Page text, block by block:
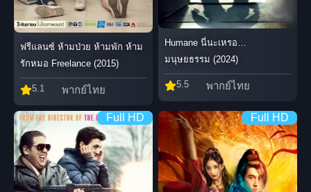
ฟรีแลนซ์ ห้ามป่วย ห้ามพัก ห้าม
รักหมอ Freelance (2015)
5.1 พากย์ไทย
Humane นี่นะเหรอ…
มนุษยธรรม (2024)
5.5 พากย์ไทย
Full HD Full HD